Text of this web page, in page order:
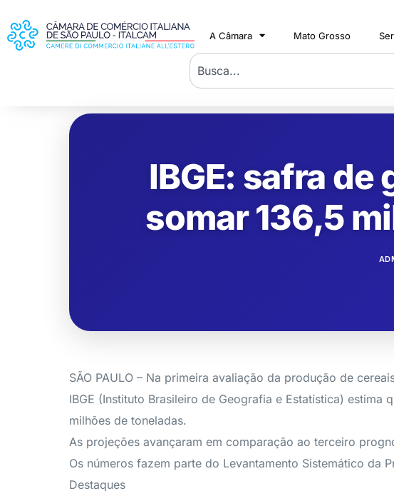
A Câmara Mato Grosso
IBGE: safra
somar 136,5
SÃO PAULO – Na primeira avaliação da produção de
IBGE (Instituto Brasileiro de Geografia e Estatística)
milhões de toneladas.
As projeções avançaram em comparação ao terceiro
Os números fazem parte do Levantamento Sistemático da
Destaques